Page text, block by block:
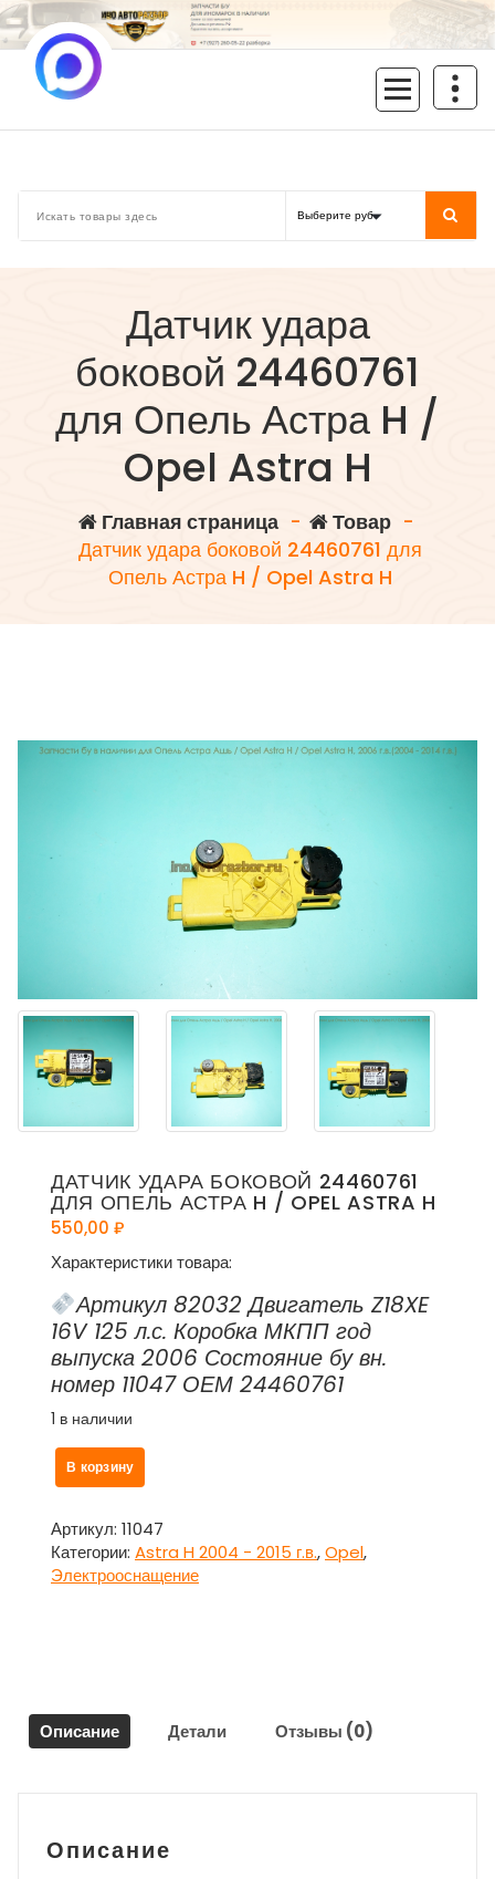
Перейти
к
содержимому
Датчик удара
боковой 24460761
для Опель Астра H /
Opel Astra H
Главная страница- Товар-
Датчик удара боковой 24460761 для
Опель Астра H / Opel Astra H
ДАТЧИК УДАРА БОКОВОЙ 24460761
ДЛЯ ОПЕЛЬ АСТРА H / OPEL ASTRA H
550,00 ₽
Характеристики товара:
Артикул 82032 Двигатель Z18XE
16V 125 л.с. Коробка МКПП год
выпуска 2006 Состояние бу вн.
номер 11047 ОЕМ 24460761
1 в наличии
Количество
товара
удара
боковой
24460761
Opel
Astra
В корзину
Артикул: 11047
Категории: Astra H 2004 - 2015 г.в.,Opel,
Электрооснащение
Описание Детали Отзывы (0)
Описание